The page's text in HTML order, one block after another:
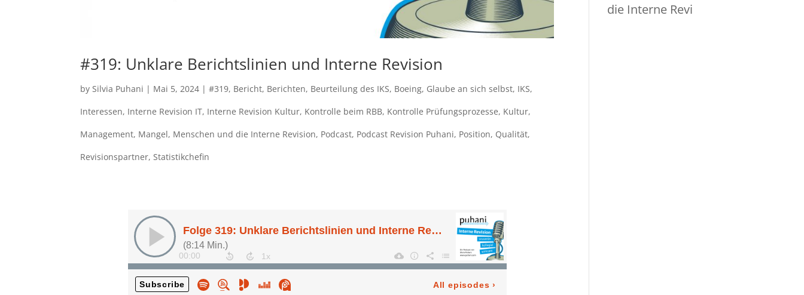
#319: Unklare Berichtslinien und Interne Revision
bySilvia Puhani | Mai 5, 2024 |#319, Bericht, Berichten, Beurteilung des IKS, Boeing, Glaube an sich selbst, IKS,
Interessen, Interne Revision IT, Interne Revision Kultur, Kontrolle beim RBB, Kontrolle Prüfungsprozesse, Kultur,
Management, Mangel, Menschen und die Interne Revision, Podcast, Podcast Revision Puhani, Position, Qualität,
Revisionspartner,Statistikchefin
die Interne Revi